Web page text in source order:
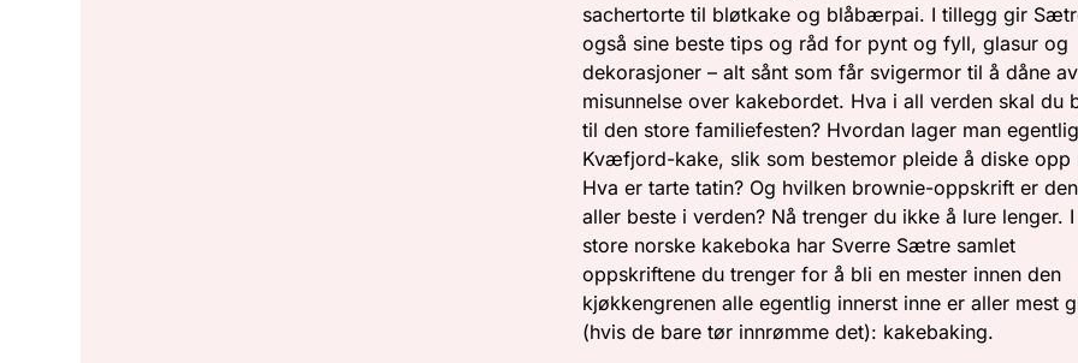
sachertorte til bløtkake og blåbærpai. I tillegg gir
også sine beste tips og råd for pynt og fyll, glasur og
dekorasjoner – alt sånt som får svigermor til å dåne av
misunnelse over kakebordet. Hva i all verden skal du
til den store familiefesten? Hvordan lager man egentlig
Kvæfjord-kake, slik som bestemor pleide å diske opp
Hva er tarte tatin? Og hvilken brownie-oppskrift er
aller beste i verden? Nå trenger du ikke å lure lenger.
store norske kakeboka har Sverre Sætre samlet
oppskriftene du trenger for å bli en mester innen den
kjøkkengrenen alle egentlig innerst inne er aller mest
(hvis de bare tør innrømme det): kakebaking.